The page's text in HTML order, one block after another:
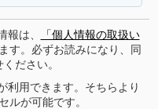
は、
「個人情報の取扱い
す。必ずお読みになり、同
ださい。
利用できます。そちらより
ルが可能です。